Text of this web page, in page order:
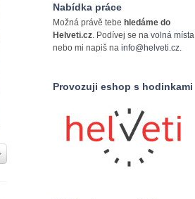
Nabídka práce
Možná právě tebe hledáme do
Helveti.cz. Podívej se na volná místa
nebo mi napiš na info@helveti.cz.
Provozuji eshop s hodinkami